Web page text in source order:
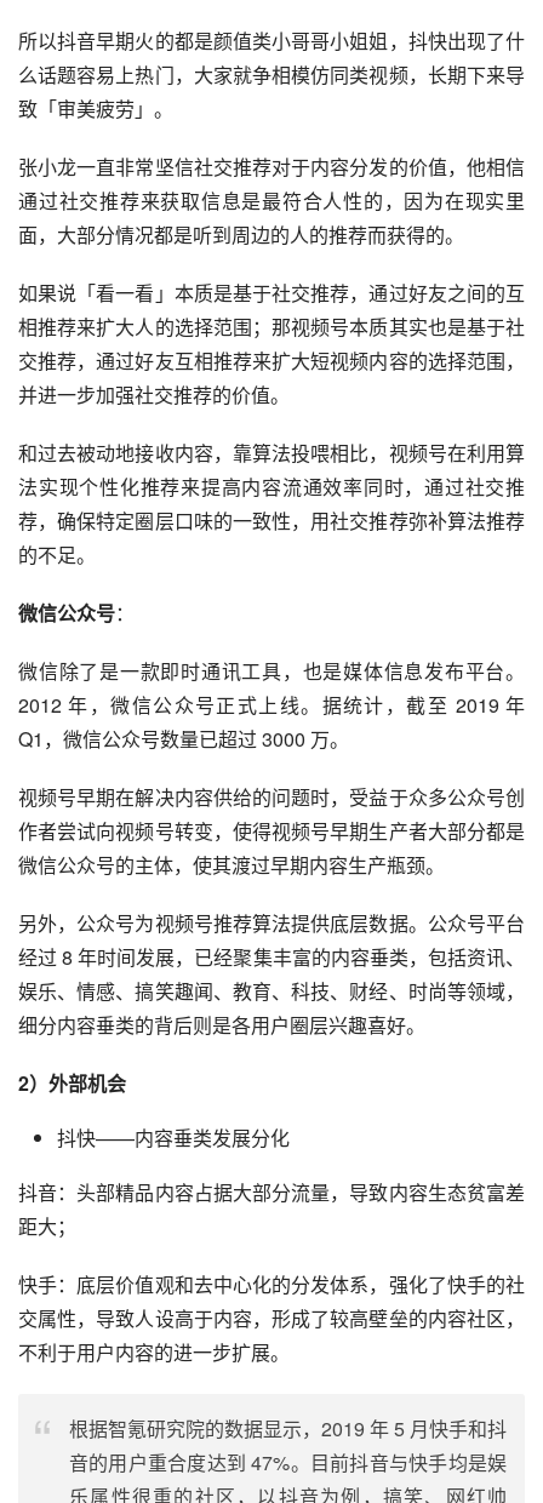
时间空洞；第二种就是大家常说的「信息茧房」。
而短视频内容生态里，推荐算法为用户营造的信息茧房效应
则会加剧短视频内容垂类分化，最终整个短视频平台会形成
高度同质化的价值取向。
所以抖音早期火的都是颜值类小哥哥小姐姐，抖快出现了什
么话题容易上热门，大家就争相模仿同类视频，长期下来导
致「审美疲劳」。
张小龙一直非常坚信社交推荐对于内容分发的价值，他相信
通过社交推荐来获取信息是最符合人性的，因为在现实里
面，大部分情况都是听到周边的人的推荐而获得的。
如果说「看一看」本质是基于社交推荐，通过好友之间的互
相推荐来扩大人的选择范围；那视频号本质其实也是基于社
交推荐，通过好友互相推荐来扩大短视频内容的选择范围，
并进一步加强社交推荐的价值。
和过去被动地接收内容，靠算法投喂相比，视频号在利用算
法实现个性化推荐来提高内容流通效率同时，通过社交推
荐，确保特定圈层口味的一致性，用社交推荐弥补算法推荐
的不足。
微信公众号 ：
微信除了是一款即时通讯工具，也是媒体信息发布平台。
2012 年，微信公众号正式上线。据统计，截至 2019 年
Q1，微信公众号数量已超过 3000 万。
视频号早期在解决内容供给的问题时，受益于众多公众号创
作者尝试向视频号转变，使得视频号早期生产者大部分都是
微信公众号的主体，使其渡过早期内容生产瓶颈。
另外，公众号为视频号推荐算法提供底层数据。公众号平台
经过 8 年时间发展，已经聚集丰富的内容垂类，包括资讯、
细分内容垂类的背后则是各用户圈层兴趣喜好。
抖快——内容垂类发展分化
抖音：头部精品内容占据大部分流量，导致内容生态贫富差
快手：底层价值观和去中心化的分发体系，强化了快手的社
交属性，导致人设高于内容，形成了较高壁垒的内容社区，